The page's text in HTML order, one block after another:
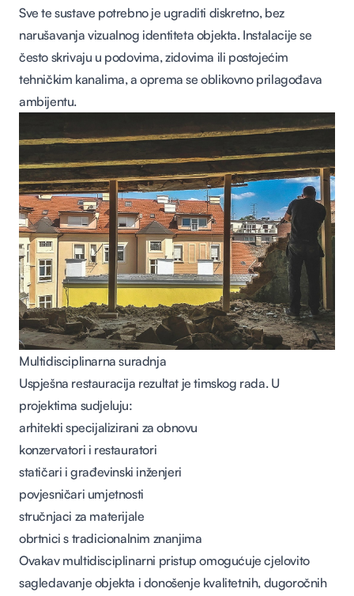
Sve te sustave potrebno je ugraditi diskretno, bez
narušavanja vizualnog identiteta objekta. Instalacije se
često skrivaju u podovima, zidovima ili postojećim
tehničkim kanalima, a oprema se oblikovno prilagođava
ambijentu.
Multidisciplinarna suradnja
Uspješna restauracija rezultat je timskog rada. U
projektima sudjeluju:
arhitekti specijalizirani za obnovu
konzervatori i restauratori
statičari i građevinski inženjeri
povjesničari umjetnosti
stručnjaci za materijale
obrtnici s tradicionalnim znanjima
Ovakav multidisciplinarni pristup omogućuje cjelovito
sagledavanje objekta i donošenje kvalitetnih, dugoročnih